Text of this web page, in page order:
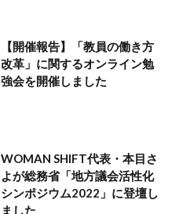
【開催報告】「教員の働き方
改革」に関するオンライン勉
強会を開催しました
WOMAN SHIFT代表・本目さ
よが総務省「地方議会活性化
シンポジウム2022」に登壇し
ました